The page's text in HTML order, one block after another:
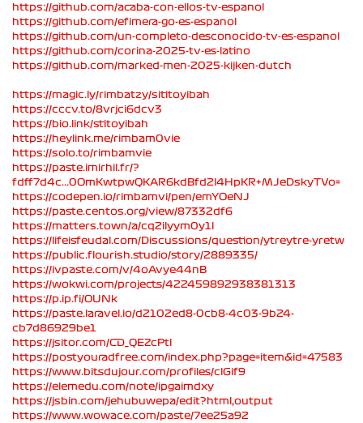
https://github.com/acaba-con-ellos-tv-espanol
https://github.com/efimera-go-es-espanol
https://github.com/un-completo-desconocido-tv-es-espanol
https://github.com/corina-2025-tv-es-latino
https://github.com/marked-men-2025-kijken-dutch
https://magic.ly/rimbatzy/sititoyibah
https://cccv.to/8vrjci6dcv3
https://bio.link/stitoyibah
https://heylink.me/rimbam0vie
https://solo.to/rimbamvie
https://paste.imirhil.fr/?
fdff7d4c...0OmKwtpwQKAR6kdBfd2l4HpKR+MJeDskyTVo=
https://codepen.io/rimbamvi/pen/emYOeNJ
https://paste.centos.org/view/87332df6
https://matters.town/a/cq2ilyym0y1l
https://lifeisfeudal.com/Discussions/question/ytreytre-yretw
https://public.flourish.studio/story/2889335/
https://ivpaste.com/v/4oAvye44nB
https://wokwi.com/projects/422459892938381313
https://p.ip.fi/OUNk
https://paste.laravel.io/d2102ed8-0cb8-4c03-9b24-
cb7d86929be1
https://jsitor.com/CD_QEZcPtl
https://postyouradfree.com/index.php?page=item&id=47583
https://www.bitsdujour.com/profiles/clGif9
https://elemedu.com/note/ipgaimdxy
https://jsbin.com/jehubuwepa/edit?html,output
https://www.wowace.com/paste/7ee25a92